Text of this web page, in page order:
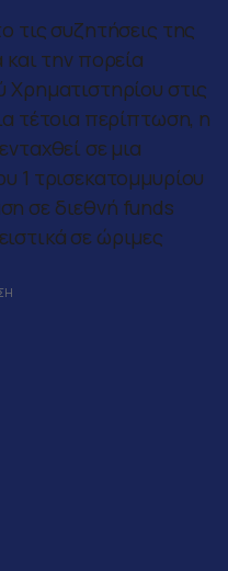
τις συζητήσεις της
και την πορεία
Χρηματιστηρίου στις
τέτοια περίπτωση, η
σε μια
1 τρισεκατομμυρίου
σε διεθνή funds
σε ώριμες